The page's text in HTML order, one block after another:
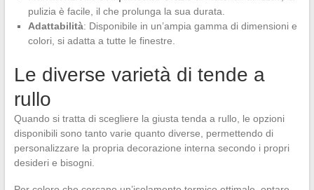
pulizia è facile, il che prolunga la sua durata.
Adattabilità: Disponibile in un’ampia gamma di dimensioni e
colori, si adatta a tutte le finestre.
Le diverse varietà di tende a
rullo
Quando si tratta di scegliere la giusta tenda a rullo, le opzioni
disponibili sono tanto varie quanto diverse, permettendo di
personalizzare la propria decorazione interna secondo i propri
desideri e bisogni.